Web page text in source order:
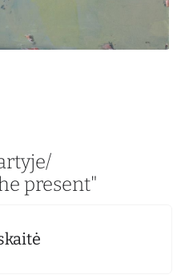
present"